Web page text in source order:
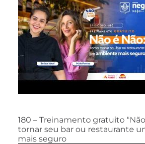
180 – Treinamento gratuito
tornar seu bar ou restaurante
mais seguro